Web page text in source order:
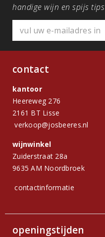
handige wijn en spijs tips
contact
kantoor
Heereweg 276
2161 BT Lisse
verkoop@josbeeres.nl
wijnwinkel
Zuiderstraat 28a
9635 AM Noordbroek
contactinformatie
openingstijden